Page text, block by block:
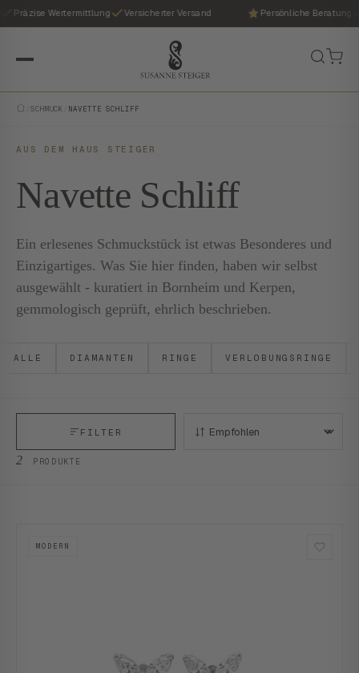
Präzise Wertermittlung Versicherter Versand Persönliche Beratung
SCHMUCK NAVETTE SCHLIFF
AUS DEM HAUS STEIGER
Navette Schliff
Ein erlesenes Schmuckstück ist etwas Besonderes und
Einzigartiges. Was Sie hier finden, haben wir selbst
ausgewählt - kuratiert in Bornheim und Kerpen,
gemmologisch geprüft, ehrlich beschrieben.
ALLE DIAMANTEN RINGE VERLOBUNGSRINGE
2 PRODUKTE
FILTER SORTIEREN:
MODERN